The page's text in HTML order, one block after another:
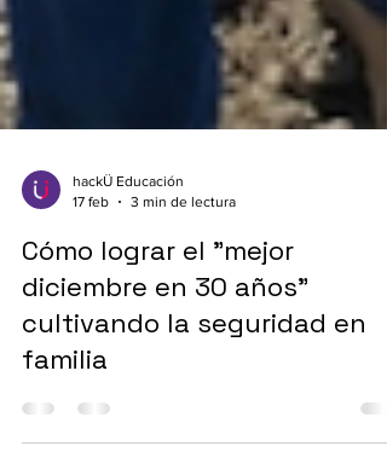
17 feb
3 min de lectura
Cómo lograr el "mejor
diciembre en 30 años"
cultivando la seguridad en
familia